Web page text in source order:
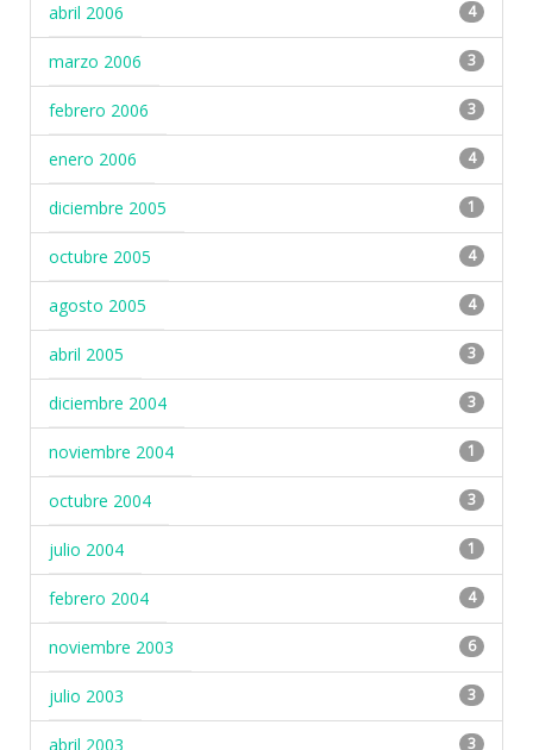
abril 2006 4
marzo 2006 3
febrero 2006 3
enero 2006 4
diciembre 2005 1
octubre 2005 4
agosto 2005 4
abril 2005 3
diciembre 2004 3
noviembre 2004 1
octubre 2004 3
julio 2004 1
febrero 2004 4
noviembre 2003 6
julio 2003 3
abril 2003 3